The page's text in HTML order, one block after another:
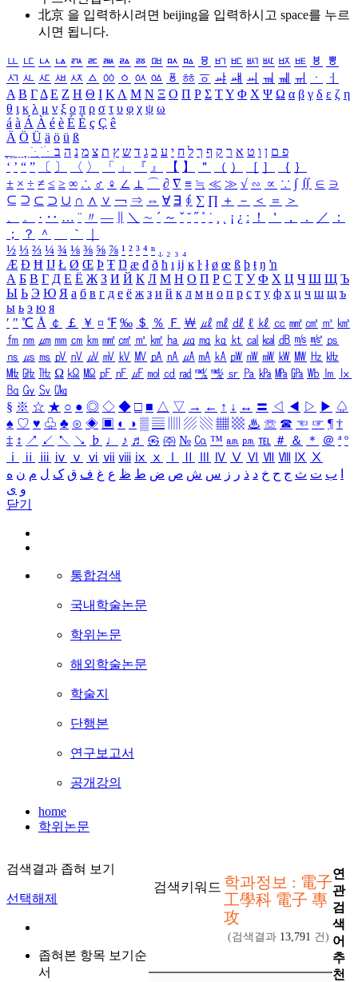
北京 을 입력하시려면 beijing을 입력하시고 space를 누르
시면 됩니다.
ㅥ ㅦ ㅧ ㅨ ㅩ ㅪ ㅫ ㅬ ㅭ ㅮ ㅯ ㅰ ㅱ ㅲ ㅳ ㅴ ㅵ ㅶ ㅷ ㅸ
ㅹ
ㅺ ㅻ ㅼ ㅽ ㅾ ㅿ ㆀ ㆁ ㆂ ㆃ ㆄ ㆅ ㆆ ㆇ ㆈ ㆉ ㆊ ㆋ ㆌ ㆍ
ㆎ
Α Β ΓΔ Ε Ζ Η Θ Ι ΚΛ Μ Ν Ξ Ο Π Ρ Σ ΤΥ Φ Χ Ψ Ω α β γ δ ε ζ η
θ ι κ λ μ ν ξ ο π ρ σ τ υ φ χ ψ ω
á à Á À é è É È ç Ç ê
Ä Ö Ü ä ö ü ß
ִֶֹ ֻּ ׁׂ פ ם ן ו ט א ר ק ף ך ל ח י ע כ ג ד ש ץ ת צ מ נ ה ב
‘ ’ “ ” 〔 〕 〈 〉 「 」 『 』 【 】 ＂ （ ） ［ ］ ｛ ｝
± × ÷ ≠ ≤ ≥ ∞ ∴ ♂ ♀ ∠ ⊥ ⌒ ∂ ∇ ≡ ≒ ≪ ≫ √ ∽ ∝ ∵ ∫ ∬ ∈ ∋
⊆ ⊇ ⊂ ⊃ ∪ ∩ ∧ ∨ ￢ ⇒ ⇔ ∀ ∃ ∮ ∑ ∏ ＋ － ＜ ＝
＞
、
。 · ‥ … ¨ 〃 ― ＼ ∼ ´ ～ ˇ ˘ ˝ ˚ ˙ ¸ ¡ ¿ ː ！ ＇ ， ． ／
：
；
？ ＾ ｀
½ ⅓ ⅔ ¼ ¾ ⅛ ⅜ ⅝ ⅞ ¹ ² ³ ⁴ ⁿ ₁ ₂ ₃ ₄
Æ Ð Ħ Ĳ Ł Ø Œ Þ Ŧ Ŋ æ đ ð ħ ı ĳ ĸ ŀ ł ø œ ß þ ŧ ŋ ŉ
А Б В Г Д Е Ё Ж З И Й К Л М Н О П Р С Т У Ф Х Ц Ч Ш Щ Ъ
Ы Ь Э Ю Я а б в г д е ё ж з и й к л м н о п р с т у ф х ц ч ш щ ъ
ы ь э ю я
′ ″ ℃ Å ￠ ￡ ￥ ¤ ℉ ‰ ＄ ％ Ｆ ￦ ㎕ ㎖ ㎗ ℓ ㎘ ㏄ ㎣ ㎤ ㎥ ㎦
㎙ ㎚ ㎛ ㎜ ㎝ ㎞ ㎟ ㎠ ㎡ ㎢ ㏊ ㎍ ㎎ ㎏ ㏏ ㎈ ㎉ ㏈ ㎧ ㎨ ㎰
㎱ ㎲ ㎳ ㎴ ㎵ ㎶ ㎷ ㎸ ㎹ ㎀ ㎁ ㎂ ㎃ ㎄ ㎺ ㎻ ㎽ ㎾ ㎿ ㎐ ㎑
㎒ ㎓ ㎔ Ω ㏀ ㏁ ㎊ ㎋ ㎌ ㏖ ㏅ ㎭ ㎮ ㎯ ㏛ ㎩ ㎪ ㎫ ㎬ ㏝ ㏐
㏓
㏃ ㏉ ㏜ ㏆
§ ※ ☆ ★ ○ ● ◎ ◇ ◆ □ ■ △ ▽ → ← ↑ ↓ ↔ 〓 ◁ ◀ ▷ ▶ ♤
♠ ♡ ♥ ♧ ♣ ⊙ ◈ ▣ ◐ ◑ ▒ ▤ ▨ ▧ ▦ ▩ ♨ ☏ ☎ ☜ ☞ ¶ †
‡ ↕ ↗ ↙ ↖ ↘ ♭ ♩ ♪ ♬ ㉿ ㈜ № ㏇ ™ ㏂ ㏘ ℡ ＃ ＆ ＊ ＠ ª º
ⅰ
ⅱ ⅲ ⅳ ⅴ ⅵ ⅶ ⅷ ⅸ ⅹ Ⅳ Ⅴ Ⅵ Ⅶ Ⅷ Ⅸ Ⅹ
ب ت ث ج ح خ د ذ ر ز س ش ص ض ط ظ ع غ ف ق ک ل م ن ه
و ی
닫기
통합검색
국내학술논문
학위논문
해외학술논문
학술지
단행본
연구보고서
공개강의
home
학위논문
검색결과 좁혀 보기
선택해제
좁혀본 항목 보기순
서
검색키워드 학과정보 : 電子
工學科 電子 專
攻
(검색결과 13,791 건)
연
관
검
색
어
추
천